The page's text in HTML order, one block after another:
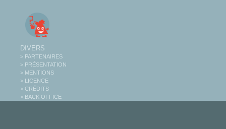
DIVERS
> PARTENAIRES
> PRÉSENTATION
> MENTIONS
> LICENCE
> CRÉDITS
> BACK OFFICE